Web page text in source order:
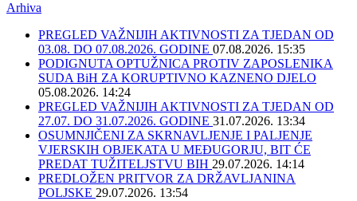
Arhiva
PREGLED VAŽNIJIH AKTIVNOSTI ZA TJEDAN OD
03.08. DO 07.08.2026. GODINE 07.08.2026. 15:35
PODIGNUTA OPTUŽNICA PROTIV ZAPOSLENIKA
SUDA BiH ZA KORUPTIVNO KAZNENO DJELO
05.08.2026. 14:24
PREGLED VAŽNIJIH AKTIVNOSTI ZA TJEDAN OD
27.07. DO 31.07.2026. GODINE 31.07.2026. 13:34
OSUMNJIČENI ZA SKRNAVLJENJE I PALJENJE
VJERSKIH OBJEKATA U MEĐUGORJU, BIT ĆE
PREDAT TUŽITELJSTVU BIH 29.07.2026. 14:14
PREDLOŽEN PRITVOR ZA DRŽAVLJANINA
POLJSKE 29.07.2026. 13:54